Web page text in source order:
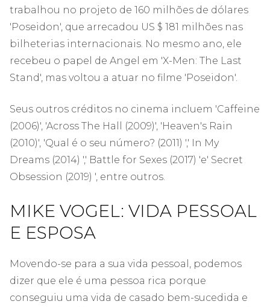
trabalhou no projeto de 160 milhões de dólares
'Poseidon', que arrecadou US $ 181 milhões nas
bilheterias internacionais. No mesmo ano, ele
recebeu o papel de Angel em 'X-Men: The Last
Stand', mas voltou a atuar no filme 'Poseidon'.
Seus outros créditos no cinema incluem 'Caffeine
(2006)', 'Across The Hall (2009)', 'Heaven's Rain
(2010)', 'Qual é o seu número? (2011) ',' In My
Dreams (2014) ',' Battle for Sexes (2017) 'e' Secret
Obsession (2019) ', entre outros.
MIKE VOGEL: VIDA PESSOAL
E ESPOSA
Movendo-se para a sua vida pessoal, podemos
dizer que ele é uma pessoa rica porque
conseguiu uma vida de casado bem-sucedida e